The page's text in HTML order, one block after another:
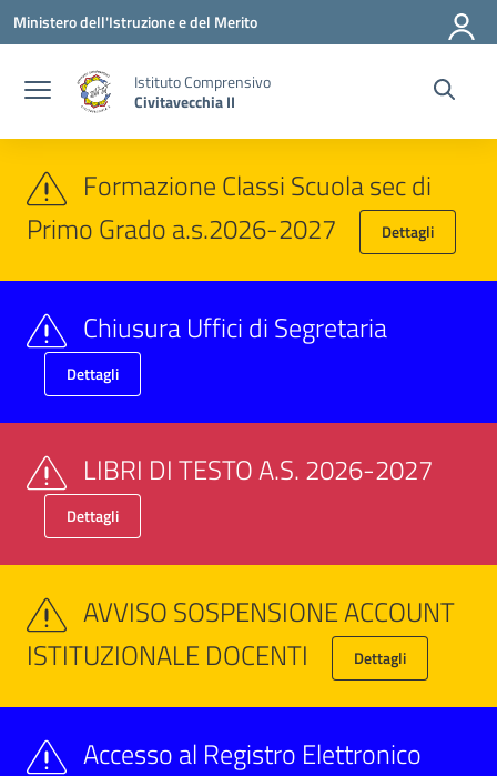
Vai ai contenuti
Vai al menu di navigazione
Vai al footer
Ministero dell'Istruzione e del Merito
Istituto Comprensivo
Civitavecchia II
Formazione Classi Scuola sec di
Primo Grado a.s.2026-2027
Dettagli
Chiusura Uffici di Segretaria
Dettagli
LIBRI DI TESTO A.S. 2026-2027
Dettagli
AVVISO SOSPENSIONE ACCOUNT
ISTITUZIONALE DOCENTI
Dettagli
Accesso al Registro Elettronico